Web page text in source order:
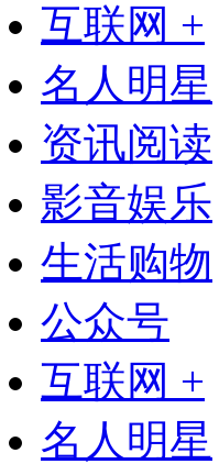
互联网 +
名人明星
资讯阅读
影音娱乐
生活购物
公众号
互联网 +
名人明星